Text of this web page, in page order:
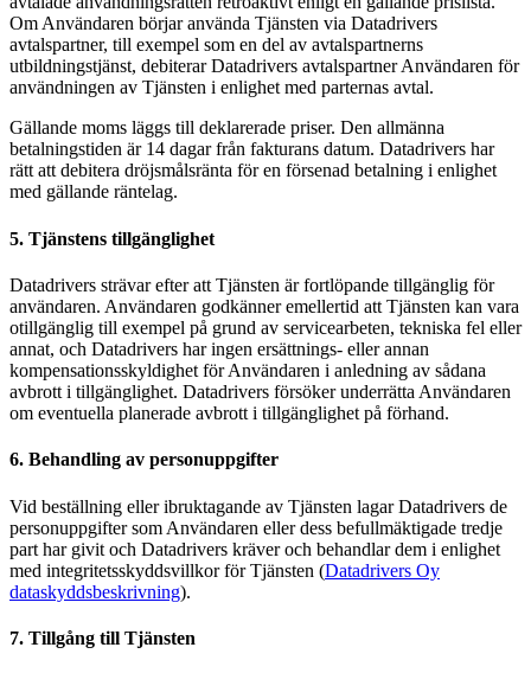
Om Användaren börjar använda Tjänsten via Datadrivers
avtalspartner, till exempel som en del av avtalspartnerns
utbildningstjänst, debiterar Datadrivers avtalspartner Användaren för
användningen av Tjänsten i enlighet med parternas avtal.
Gällande moms läggs till deklarerade priser. Den allmänna
betalningstiden är 14 dagar från fakturans datum. Datadrivers har
rätt att debitera dröjsmålsränta för en försenad betalning i enlighet
med gällande räntelag.
5. Tjänstens tillgänglighet
Datadrivers strävar efter att Tjänsten är fortlöpande tillgänglig för
användaren. Användaren godkänner emellertid att Tjänsten kan vara
otillgänglig till exempel på grund av servicearbeten, tekniska fel eller
annat, och Datadrivers har ingen ersättnings- eller annan
kompensationsskyldighet för Användaren i anledning av sådana
avbrott i tillgänglighet. Datadrivers försöker underrätta Användaren
om eventuella planerade avbrott i tillgänglighet på förhand.
6. Behandling av personuppgifter
Vid beställning eller ibruktagande av Tjänsten lagar Datadrivers de
personuppgifter som Användaren eller dess befullmäktigade tredje
part har givit och Datadrivers kräver och behandlar dem i enlighet
med integritetsskyddsvillkor för Tjänsten (Datadrivers Oy
dataskyddsbeskrivning).
7. Tillgång till Tjänsten